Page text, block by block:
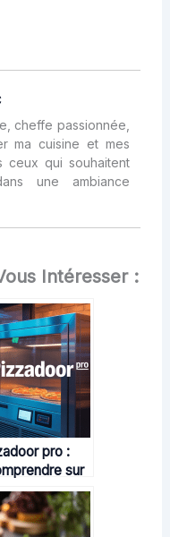
cheffe passionnée,
ma cuisine et mes
ceux qui souhaitent
une ambiance
Intéresser :
pro :
sur
de
de pizzas